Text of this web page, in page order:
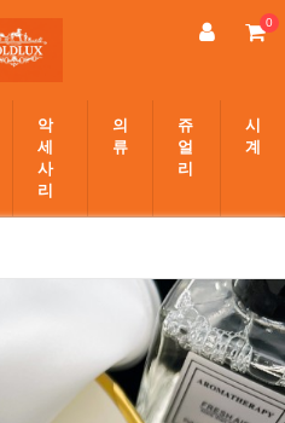
0
악
세
사
리
의
류
쥬
얼
리
시
계